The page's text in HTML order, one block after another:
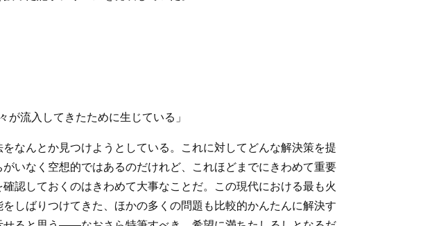
が流入してきたために生じている」
なんとか見つけようとしている。これに対してどんな解決策を提
いなく空想的ではあるのだけれど、これほどまでにきわめて重要
認しておくのはきわめて大事なことだ。この現代における最も火
しばりつけてきた、ほかの多くの問題も比較的かんたんに解決す